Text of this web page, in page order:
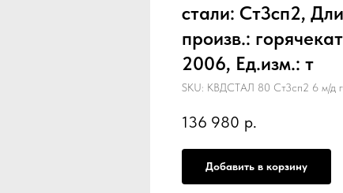
стали: Ст3сп2,
произв.:
2006, Ед.изм.: т
SKU: КВДСТАЛ 80 Ст3сп2 6 м/д
136 980 р.
Добавить в корзину